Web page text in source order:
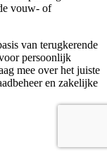
vouw- of
van terugkerende
persoonlijk
mee over het juiste
en zakelijke